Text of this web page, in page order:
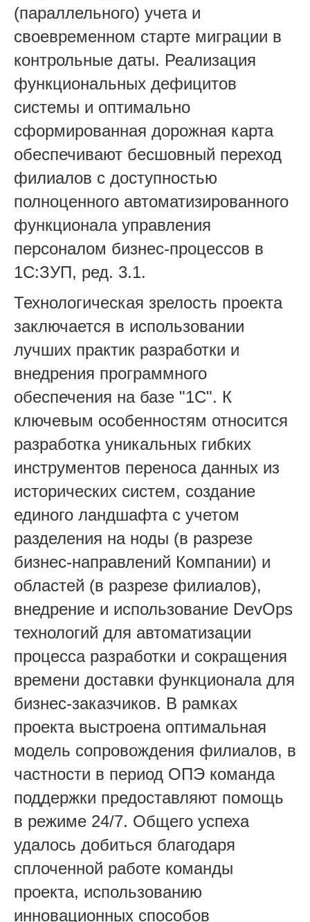
(параллельного) учета и
своевременном старте миграции в
контрольные даты. Реализация
функциональных дефицитов
системы и оптимально
сформированная дорожная карта
обеспечивают бесшовный переход
филиалов с доступностью
полноценного автоматизированного
функционала управления
персоналом бизнес-процессов в
1С:ЗУП, ред. 3.1.
Технологическая зрелость проекта
заключается в использовании
лучших практик разработки и
внедрения программного
обеспечения на базе "1С". К
ключевым особенностям относится
разработка уникальных гибких
инструментов переноса данных из
исторических систем, создание
единого ландшафта с учетом
разделения на ноды (в разрезе
бизнес-направлений Компании) и
областей (в разрезе филиалов),
внедрение и использование DevOps
технологий для автоматизации
процесса разработки и сокращения
времени доставки функционала для
бизнес-заказчиков. В рамках
проекта выстроена оптимальная
модель сопровождения филиалов, в
частности в период ОПЭ команда
поддержки предоставляют помощь
в режиме 24/7. Общего успеха
удалось добиться благодаря
сплоченной работе команды
проекта, использованию
инновационных способов